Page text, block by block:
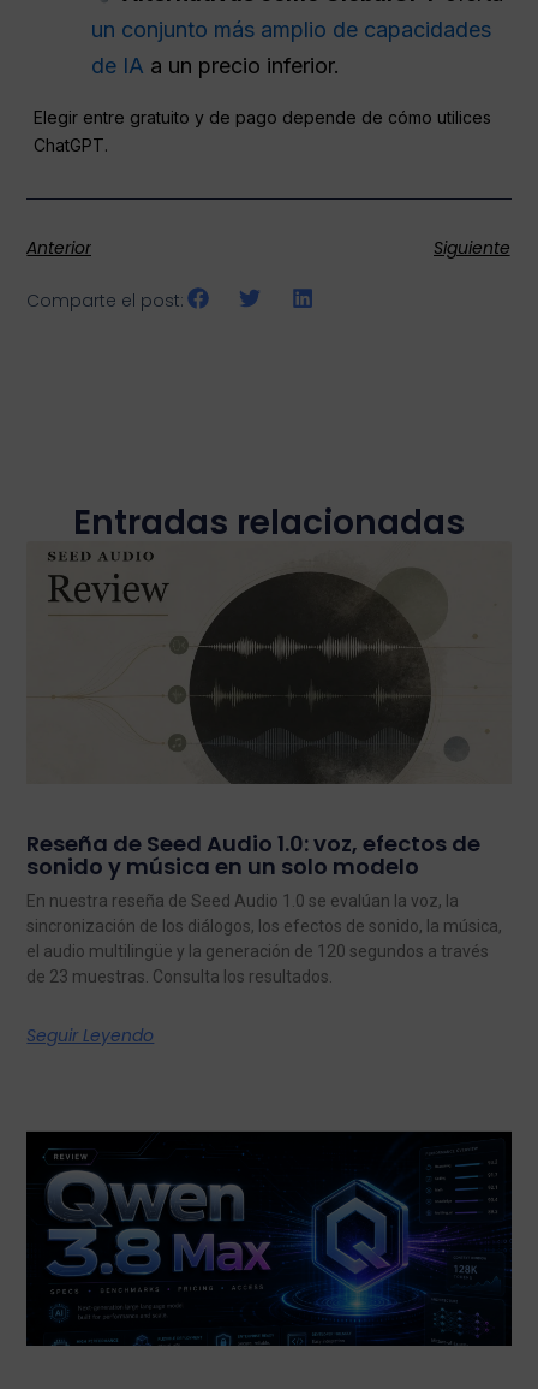
un conjunto más amplio de capacidades
de IA a un precio inferior.
Elegir entre gratuito y de pago depende de cómo utilices
ChatGPT.
Anterior Siguiente
Comparte el post:
Entradas relacionadas
Reseña de Seed Audio 1.0: voz, efectos de
sonido y música en un solo modelo
En nuestra reseña de Seed Audio 1.0 se evalúan la voz, la
sincronización de los diálogos, los efectos de sonido, la música,
el audio multilingüe y la generación de 120 segundos a través
de 23 muestras. Consulta los resultados.
Seguir Leyendo